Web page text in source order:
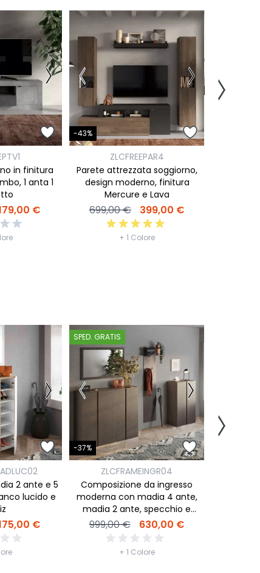
in finitura
1 anta 1
€
-43%
ZLCFREEPAR4
Parete attrezzata soggiorno,
design moderno, finitura
Mercure e Lava
699,00 € 399,00 €
+ 1 Colore
2 ante e 5
lucido e
€
SPED. GRATIS
-37%
ZLCFRAMEINGR04
Composizione da ingresso
moderna con madia 4 ante,
madia 2 ante, specchio e
appendiabiti
999,00 € 630,00 €
+ 1 Colore